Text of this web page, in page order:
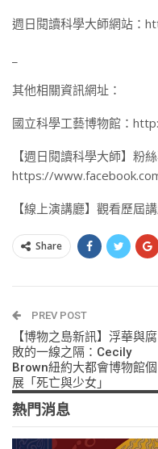
週日閱讀科學大師網站：
其他相關資訊網址：
國立科學工藝博物館：
【週日閱讀科學大師】粉
https://
【線上演講廳】觀看歷
Share
PREV POST
【博物之島新訊】浮華與腐
敗的一線之隔：Cecily
Brown紐約大都會博物館個
展「死亡與少女」
熱門消息